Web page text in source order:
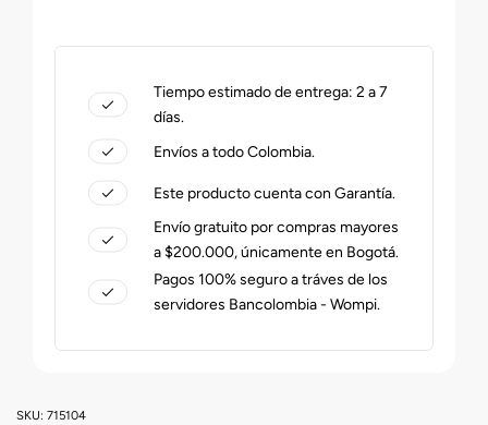
Tiempo estimado de entrega: 2 a 7
días.
Envíos a todo Colombia.
Este producto cuenta con Garantía.
Envío gratuito por compras mayores
a $200.000, únicamente en Bogotá.
Pagos 100% seguro a tráves de los
servidores Bancolombia - Wompi.
715104